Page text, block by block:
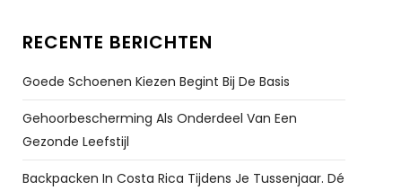
RECENTE BERICHTEN
Goede Schoenen Kiezen Begint Bij De Basis
Gehoorbescherming Als Onderdeel Van Een
Gezonde Leefstijl
Backpacken In Costa Rica Tijdens Je Tussenjaar. Dé